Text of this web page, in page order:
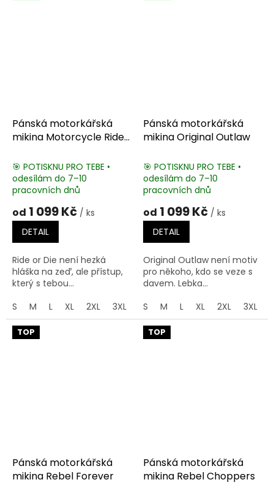
Pánská motorkářská
mikina Motorcycle Rider
🎯 POTISKNU PRO TEBE •
odesílám do 7–10
pracovních dnů
od 1 099 Kč / ks
DETAIL
Ride or Die není hezká
hláška na zeď, ale přístup,
který s tebou...
S
M L XL 2XL 3XL 4XL 5XL
Pánská motorkářská
mikina Original Outlaw
🎯 POTISKNU PRO TEBE •
odesílám do 7–10
pracovních dnů
od 1 099 Kč / ks
DETAIL
Original Outlaw není motiv
pro někoho, kdo se veze s
davem. Lebka...
S
M L XL 2XL 3XL
TOP
Pánská motorkářská
mikina Rebel Forever
TOP
Pánská motorkářská
mikina Rebel Choppers